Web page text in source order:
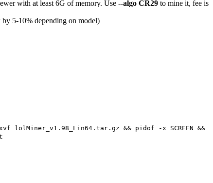
with at least 6G of memory. Use --algo CR29 to mine it, fee is
5-10% depending on model)
&& pidof -x SCREEN &&